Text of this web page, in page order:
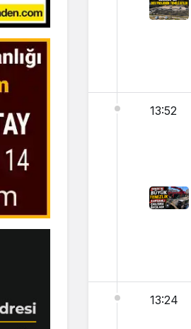
13:52
13:24